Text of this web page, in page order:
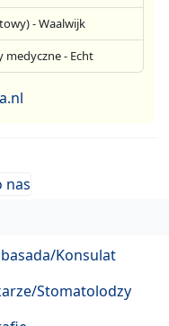
- Waalwijk
medyczne - Echt
Konsulat
Stomatolodzy